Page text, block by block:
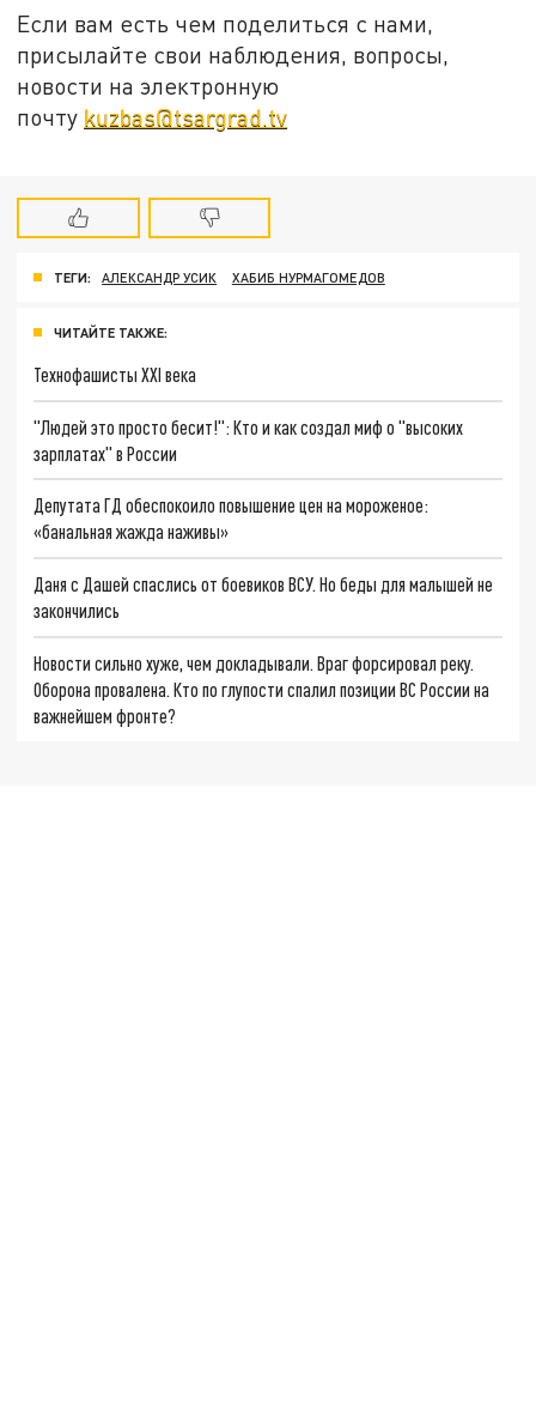
Если вам есть чем поделиться с нами,
присылайте свои наблюдения, вопросы,
новости на электронную
почту kuzbas@tsargrad.tv
ТЕГИ: АЛЕКСАНДР УСИК ХАБИБ НУРМАГОМЕДОВ
ЧИТАЙТЕ ТАКЖЕ:
Технофашисты XXI века
"Людей это просто бесит!": Кто и как создал миф о "высоких
зарплатах" в России
Депутата ГД обеспокоило повышение цен на мороженое:
«банальная жажда наживы»
Даня с Дашей спаслись от боевиков ВСУ. Но беды для малышей не
закончились
Новости сильно хуже, чем докладывали. Враг форсировал реку.
Оборона провалена. Кто по глупости спалил позиции ВС России на
важнейшем фронте?